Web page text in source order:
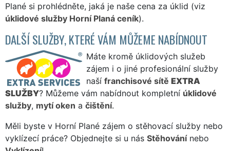
Plané si prohlédněte, jaká je naše cena za úklid (viz
úklidové služby Horní Planá ceník).
DALŠÍ SLUŽBY, KTERÉ VÁM MŮŽEME NABÍDNOUT
Máte kromě úklidových služeb
zájem i o jiné profesionální služby
naší franchisové sítě EXTRA
SLUŽBY? Můžeme vám nabídnout kompletní úklidové
služby, mytí oken a čištění.
Měli byste v Horní Plané zájem o stěhovací služby nebo
vyklízecí práce? Objednejte si u nás Stěhovánínebo